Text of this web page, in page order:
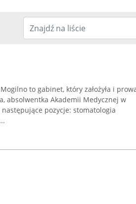
to gabinet, który założyła i
absolwentka Akademii Medycznej w
pozycje: stomatologia